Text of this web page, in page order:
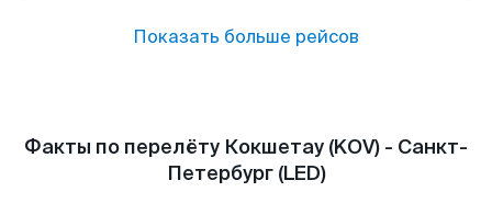
Показать больше рейсов
Факты по перелёту Кокшетау (KOV) - Санкт-
Петербург (LED)